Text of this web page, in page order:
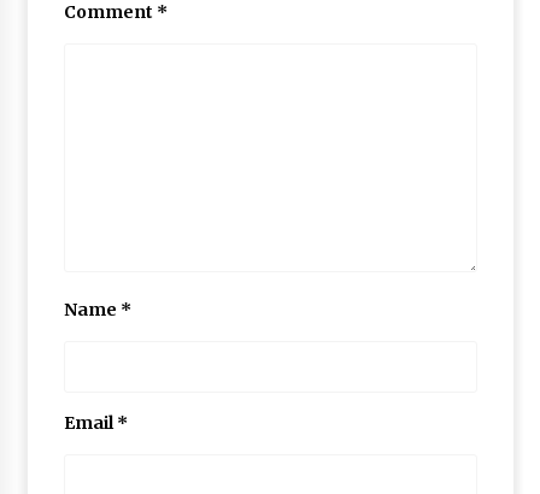
Comment *
Name *
Email*